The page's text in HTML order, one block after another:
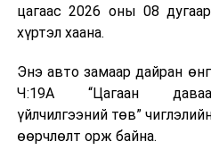
байна. Тухайлбал,
гарсан үнснээс фосфор
ашигладаг бол
боловсруулах
цагаас 2026 оны 08
хүртэл хаана.
Энэ авто замаар дайран
Ч:19А “Цагаан
үйлчилгээний төв”
өөрчлөлт орж байна.